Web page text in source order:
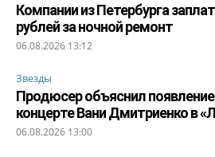
Компании из Петербурга
рублей за ночной ремонт
06.08.2026 13:12
Звезды
Продюсер объяснил
концерте Вани Дмитриенко в
06.08.2026 13:00